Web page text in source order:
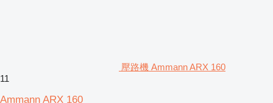
壓路機 Ammann ARX 160
11
Ammann ARX 160